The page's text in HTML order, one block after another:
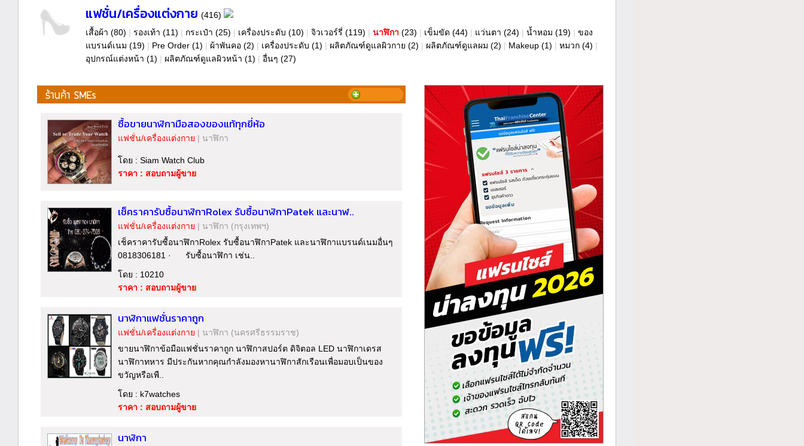
แฟชั่น/เครื่องแต่งกาย (416)
เสื้อผ้า (80) | รองเท้า (11) | กระเป๋า (25) | เครื่องประดับ (10) | จิวเวอร์รี่ (119) | นาฬิกา (23) | เข็มขัด (44) | แว่นตา (24) | น้ำหอม (19) | ของ
แบรนด์เนม (19) | Pre Order (1) | ผ้าพันคอ (2) | เครื่องประดับ (1) | ผลิตภัณฑ์ดูแลผิวกาย (2) | ผลิตภัณฑ์ดูแลผม (2) | Makeup (1) | หมวก (4) |
อุปกรณ์แต่งหน้า (1) | ผลิตภัณฑ์ดูแลผิวหน้า (1) | อื่นๆ (27)
ซื้อขายนาฬิกามือสองของแท้ทุกยี่ห้อ
แฟชั่น/เครื่องแต่งกาย | นาฬิกา
โดย : Siam Watch Club
ราคา : สอบถามผู้ขาย
เช็คราคารับซื้อนาฬิกาRolex รับซื้อนาฬิกาPatek และนาฬ..
แฟชั่น/เครื่องแต่งกาย | นาฬิกา (กรุงเทพฯ)
เช็คราคารับซื้อนาฬิกาRolex รับซื้อนาฬิกาPatek และนาฬิกาแบรนด์เนมอื่นๆ
0818306181 · รับซื้อนาฬิกา เช่น..
โดย : 10210
ราคา : สอบถามผู้ขาย
นาฬิกาแฟชั่นราคาถูก
แฟชั่น/เครื่องแต่งกาย | นาฬิกา (นครศรีธรรมราช)
ขายนาฬิกาข้อมือแฟชั่นราคาถูก นาฬิกาสปอร์ต ดิจิตอล LED นาฬิกาเดรส
นาฬิกาทหาร มีประกันหากคุณกำลังมองหานาฬิกาสักเรือนเพื่อมอบเป็นของ
ขวัญหรือเพื..
โดย : k7watches
ราคา : สอบถามผู้ขาย
นาฬิกา